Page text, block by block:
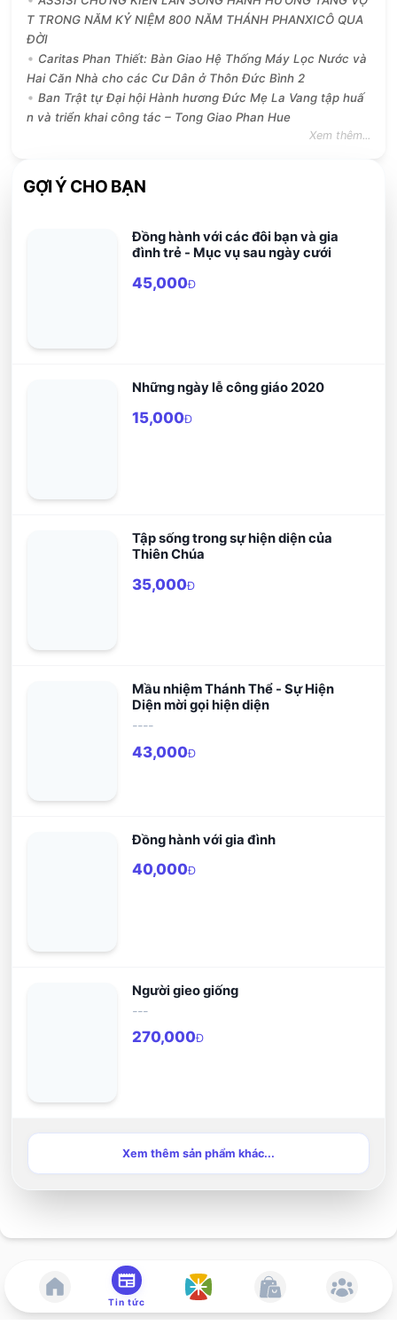
T TRONG NĂM KỶ NIỆM 800 NĂM THÁNH PHANXICÔ QUA
ĐỜI
Caritas Phan Thiết: Bàn Giao Hệ Thống Máy Lọc Nước và
Hai Căn Nhà cho các Cư Dân ở Thôn Đức Bình 2
Ban Trật tự Đại hội Hành hương Đức Mẹ La Vang tập huấ
n và triển khai công tác – Tong Giao Phan Hue
Xem thêm...
GỢI Ý CHO BẠN
Đồng hành với các đôi bạn và gia
đình trẻ - Mục vụ sau ngày cưới
45,000Đ
Những ngày lễ công giáo 2020
15,000Đ
Tập sống trong sự hiện diện của
Thiên Chúa
35,000Đ
Mầu nhiệm Thánh Thể - Sự Hiện
Diện mời gọi hiện diện
----
43,000Đ
Đồng hành với gia đình
40,000Đ
Người gieo giống
---
270,000Đ
Xem thêm sản phẩm khác...
Tin tức